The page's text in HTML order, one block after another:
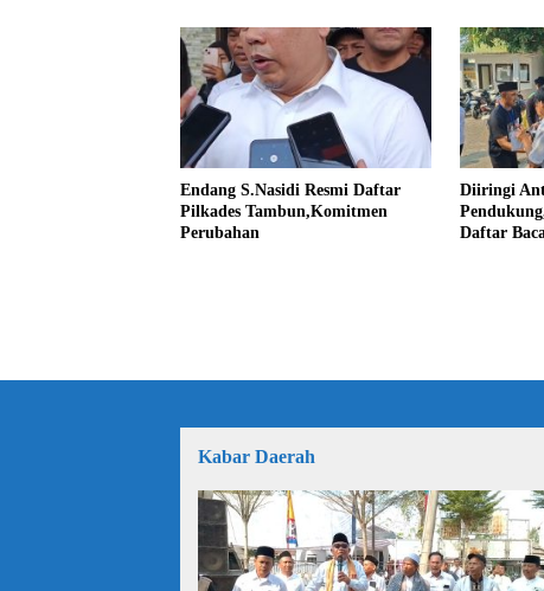
Endang S.Nasidi Resmi Daftar
Pilkades Tambun,Komitmen
Perubahan
Diiringi
Daftar
Kabar Daerah